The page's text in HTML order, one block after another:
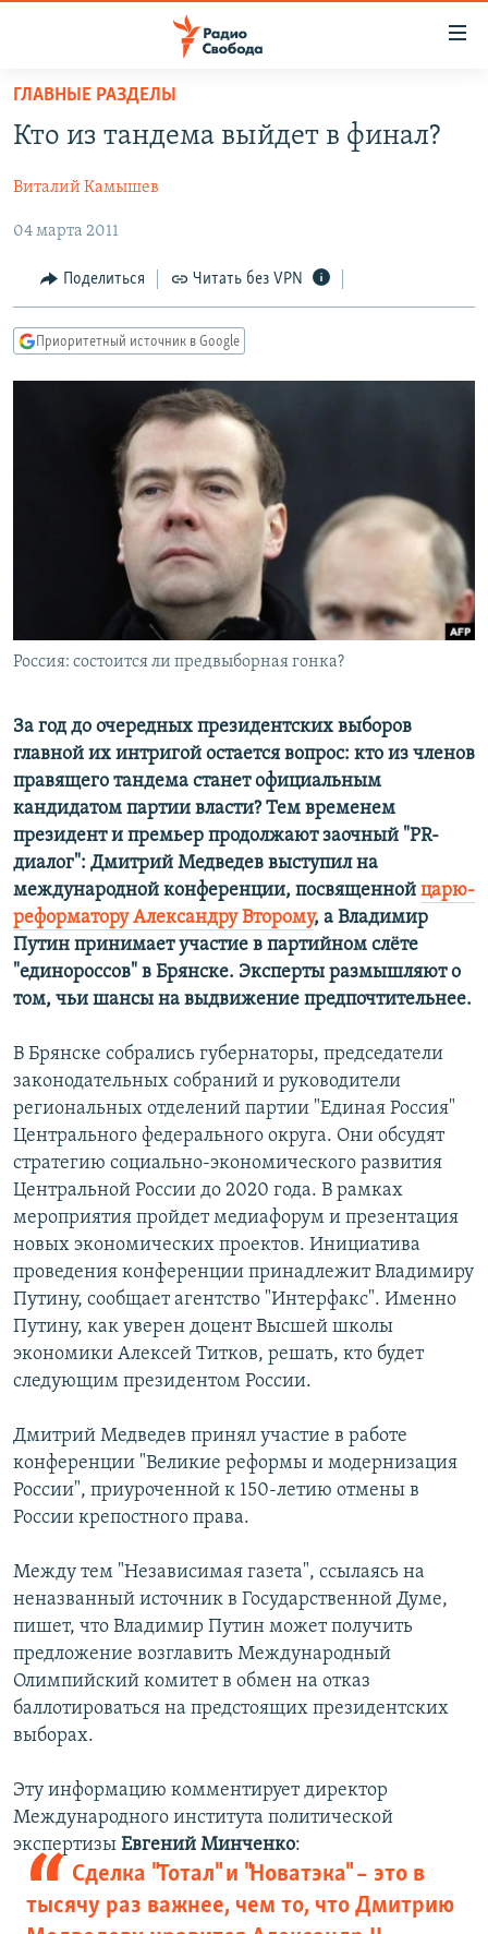
упрощенного
доступа
содержанию
Вернутся
главной
навигации
Вернутся
АВТОРСКИЕ ПРОЕКТЫ
ЦИТАТЫ СВОБОДЫ
МНЕНИЯ
КУЛЬТУРА
IDEL.РЕАЛИИ
КАВКАЗ.РЕАЛИИ
СЕВЕР.РЕАЛИИ
СИБИРЬ.РЕАЛИИ
РАСПИСАНИЕ ВЕЩАНИЯ
ПОДПИШИТЕСЬ НА РАССЫЛКУ
СОЦИАЛЬНЫЕ СЕТИ
Все сайты РСЕ/РС
ГЛАВНЫЕ РАЗДЕЛЫ
Кто из тандема выйдет в финал?
Виталий Камышев
04 марта 2011
Поделиться Читать без VPN
Приоритетный источник в Google
Россия: состоится ли предвыборная гонка?
За год до очередных президентских выборов
главной их интригой остается вопрос: кто из членов
правящего тандема станет официальным
кандидатом партии власти? Тем временем
президент и премьер продолжают заочный "PR-
диалог": Дмитрий Медведев выступил на
международной конференции, посвященной царю-
реформатору Александру Второму, а Владимир
Путин принимает участие в партийном слёте
"единороссов" в Брянске. Эксперты размышляют о
том, чьи шансы на выдвижение предпочтительнее.
В Брянске собрались губернаторы, председатели
законодательных собраний и руководители
региональных отделений партии "Единая Россия"
Центрального федерального округа. Они обсудят
стратегию социально-экономического развития
Центральной России до 2020 года. В рамках
мероприятия пройдет медиафорум и презентация
новых экономических проектов. Инициатива
проведения конференции принадлежит Владимиру
Путину, сообщает агентство "Интерфакс". Именно
Путину, как уверен доцент Высшей школы
экономики Алексей Титков, решать, кто будет
следующим президентом России.
Дмитрий Медведев принял участие в работе
конференции "Великие реформы и модернизация
России", приуроченной к 150-летию отмены в
России крепостного права.
Между тем "Независимая газета", ссылаясь на
неназванный источник в Государственной Думе,
пишет, что Владимир Путин может получить
предложение возглавить Международный
Олимпийский комитет в обмен на отказ
баллотироваться на предстоящих президентских
выборах.
Эту информацию комментирует директор
Международного института политической
экспертизы Евгений Минченко:
Сделка "Тотал" и "Новатэка" – это в
тысячу раз важнее, чем то, что Дмитрию